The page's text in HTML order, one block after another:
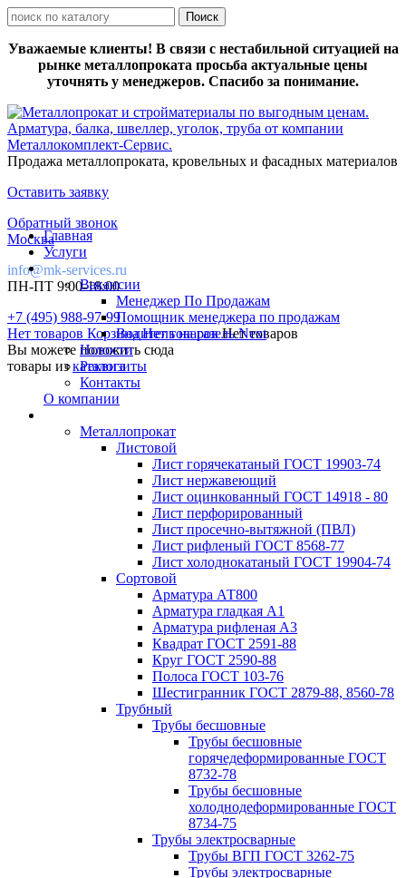
Уважаемые клиенты! В связи с нестабильной ситуацией на
рынке металлопроката просьба актуальные цены
уточнять у менеджеров. Спасибо за понимание.
Продажа металлопроката, кровельных и фасадных материалов
Оставить заявку
Обратный звонок
Москва
info@mk-services.ru
ПН-ПТ 9:00-18:00
+7 (495) 988-97-99
Нет товаров КорзинаНет товаровНет товаров
Вы можете положить сюда
товары изкаталога
Главная
Услуги
Вакансии
Менеджер По Продажам
Помощник менеджера по продажам
Водитель на газель Next
Новости
Реквизиты
Контакты
О компании
Металлопрокат
Листовой
Лист горячекатаный ГОСТ 19903-74
Лист нержавеющий
Лист оцинкованный ГОСТ 14918 - 80
Лист перфорированный
Лист просечно-вытяжной (ПВЛ)
Лист рифленый ГОСТ 8568-77
Лист холоднокатаный ГОСТ 19904-74
Сортовой
Арматура АТ800
Арматура гладкая А1
Арматура рифленая А3
Квадрат ГОСТ 2591-88
Круг ГОСТ 2590-88
Полоса ГОСТ 103-76
Шестигранник ГОСТ 2879-88, 8560-78
Трубный
Трубы бесшовные
Трубы бесшовные
горячедеформированные ГОСТ
8732-78
Трубы бесшовные
холоднодеформированные ГОСТ
8734-75
Трубы электросварные
Трубы ВГП ГОСТ 3262-75
Трубы электросварные